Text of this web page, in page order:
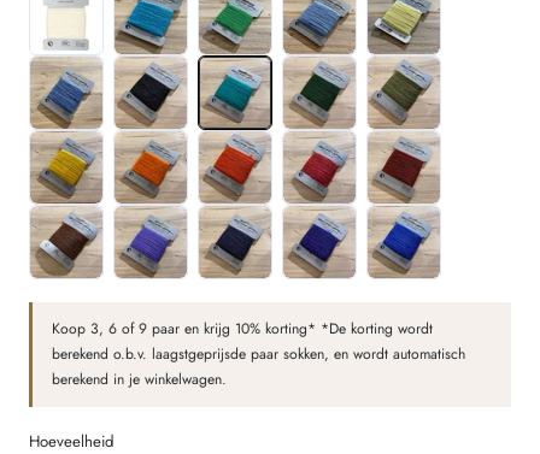
Koop 3, 6 of 9 paar en krijg 10% korting* *De korting wordt
berekend o.b.v. laagstgeprijsde paar sokken, en wordt automatisch
berekend in je winkelwagen.
Hoeveelheid